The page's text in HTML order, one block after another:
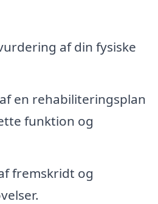
af din fysiske
en rehabiliteringsplan
funktion og
fremskridt og